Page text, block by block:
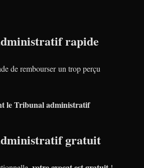
rapide
de rembourser un trop perçu
le Tribunal administratif
gratuit